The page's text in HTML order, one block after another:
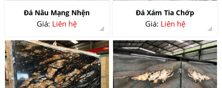
Đá Nâu Mạng Nhện
Giá: Liên hệ
Đá Xám Tia Chớp
Giá: Liên hệ